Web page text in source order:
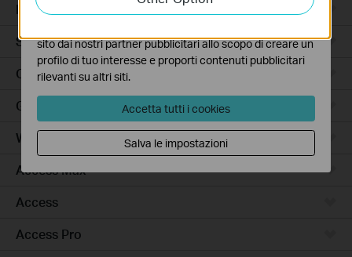
Desktop
Switch
Outdoor
Gateway
Wireless Bridge
Access Max
Access
Access Pro
funzionalità.
sito dai nostri partner pubblicitari allo scopo di creare un
profilo di tuo interesse e proporti contenuti pubblicitari
rilevanti su altri siti.
Accetta tutti i cookies
Salva le impostazioni